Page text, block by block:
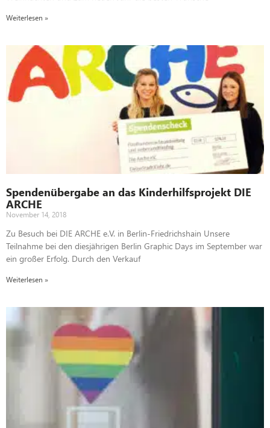
Weiterlesen »
Spendenübergabe an das Kinderhilfsprojekt DIE
ARCHE
November 14, 2018
Zu Besuch bei DIE ARCHE e.V. in Berlin-Friedrichshain Unsere
Teilnahme bei den diesjährigen Berlin Graphic Days im September war
ein großer Erfolg. Durch den Verkauf
Weiterlesen »